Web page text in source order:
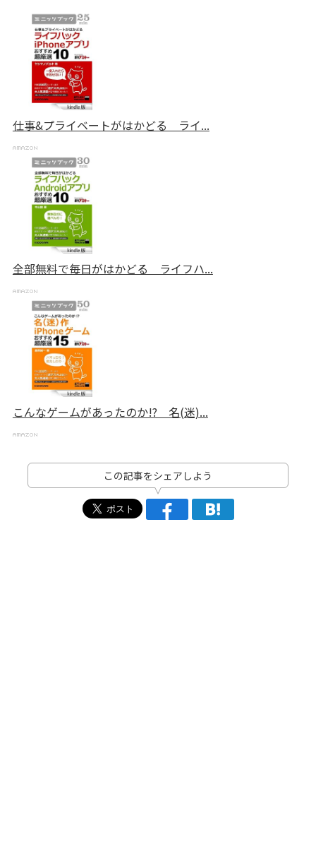
仕事&プライベートがはかどる ライ...
全部無料で毎日がはかどる ライフハ...
こんなゲームがあったのか!? 名(迷)...
この記事をシェアしよう